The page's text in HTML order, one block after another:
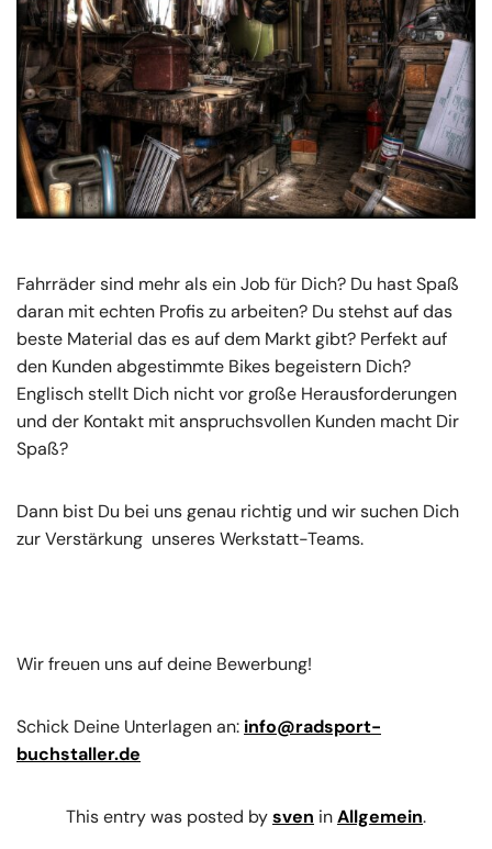
Fahrräder sind mehr als ein Job für Dich? Du hast Spaß
daran mit echten Profis zu arbeiten? Du stehst auf das
beste Material das es auf dem Markt gibt? Perfekt auf
den Kunden abgestimmte Bikes begeistern Dich?
Englisch stellt Dich nicht vor große Herausforderungen
und der Kontakt mit anspruchsvollen Kunden macht Dir
Spaß?
Dann bist Du bei uns genau richtig und wir suchen Dich
zur Verstärkung unseres Werkstatt-Teams.
Wir freuen uns auf deine Bewerbung!
Schick Deine Unterlagen an: info@radsport-
buchstaller.de
This entry was posted bysven inAllgemein.